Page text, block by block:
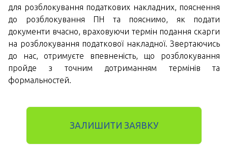
для розблокування податкових накладних, пояснення
до розблокування ПН та пояснимо, як подати
документи вчасно, враховуючи термін подання скарги
на розблокування податкової накладної. Звертаючись
до нас, отримуєте впевненість, що розблокування
пройде з точним дотриманням термінів та
формальностей.
ЗАЛИШИТИ ЗАЯВКУ